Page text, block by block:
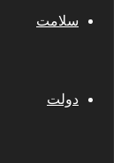
سلامت
دولت